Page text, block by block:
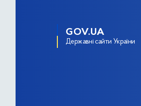
GOV.UA
Державні сайти України